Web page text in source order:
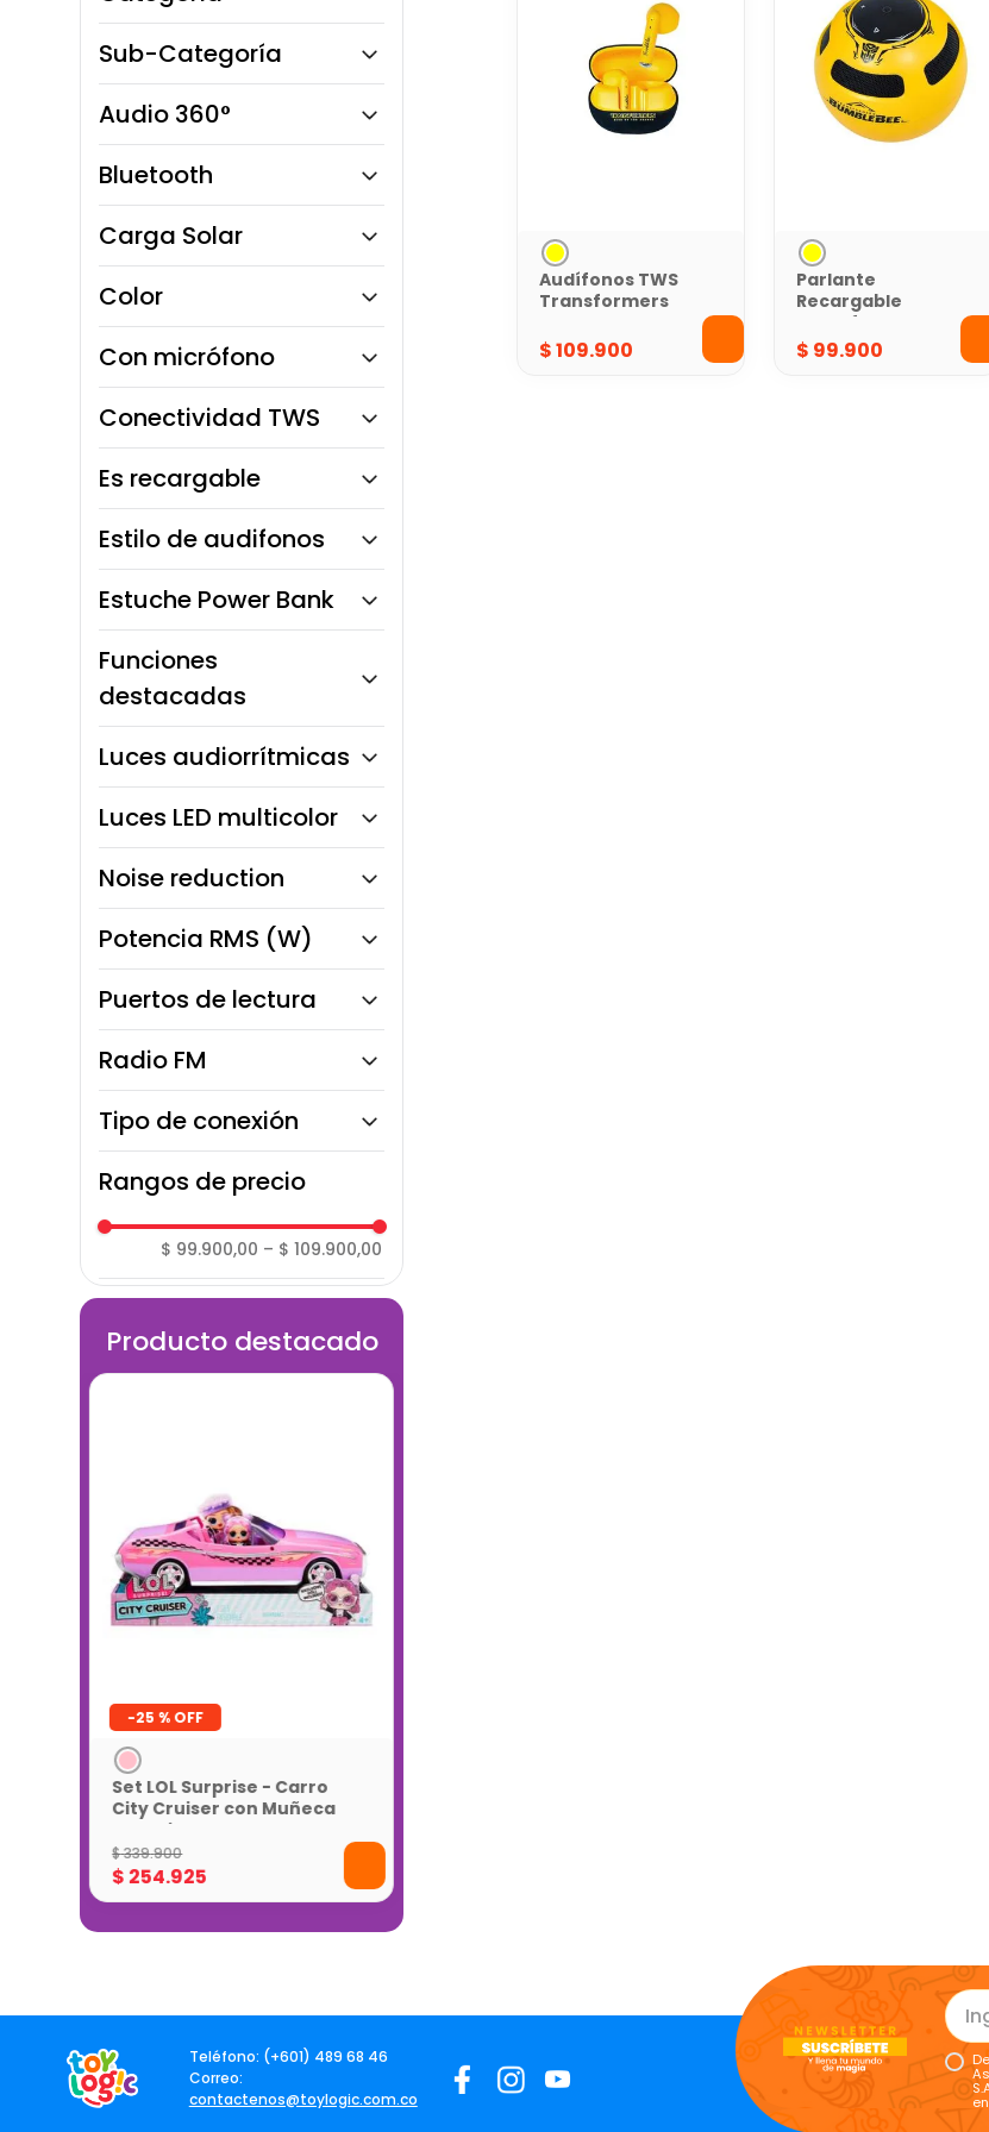
Sub-Categoría
Tecnología para niños
Audífonos
Audio 360°
Bluetooth
Carga Solar
Color
Con micrófono
Conectividad TWS
Es recargable
Estilo de audifonos
Estuche Power Bank
Funciones
destacadas
Conexión Bluetooth
Estuche Power Bank
TWS (True Wireless Stereo)
Luces audiorrítmicas
Luces LED multicolor
Noise reduction
Potencia RMS (W)
Puertos de lectura
MicroSD
Radio FM
No
Tipo de conexión
Inalámbricos (Bluetooth)
Rangos de precio
$ 99.900,00 – $ 109.900,00
Producto destacado
-25 %
Set LOL Surprise - Carro
City Cruiser con Muñeca
Exclusiva
$339.900
$254.925
Audífonos TWS
Transformers
Carga y
Bluetooth
$109.900
Parlante
Recargable
Transformers de
15W con TWS y
Bluetooth
$ 99.900
Teléfono: (+601) 489 68 46
Correo:
contactenos@toylogic.com.co
10. bloques